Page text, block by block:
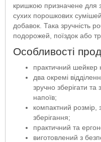
кришкою призначене для
сухих порошкових
добавок. Така зручність
подорожей, поїздок або
Особливості
практичний шейкер
два окремі
зручно зберігати та
напоїв;
компактний
зберігання;
практичний та
виготовлений з